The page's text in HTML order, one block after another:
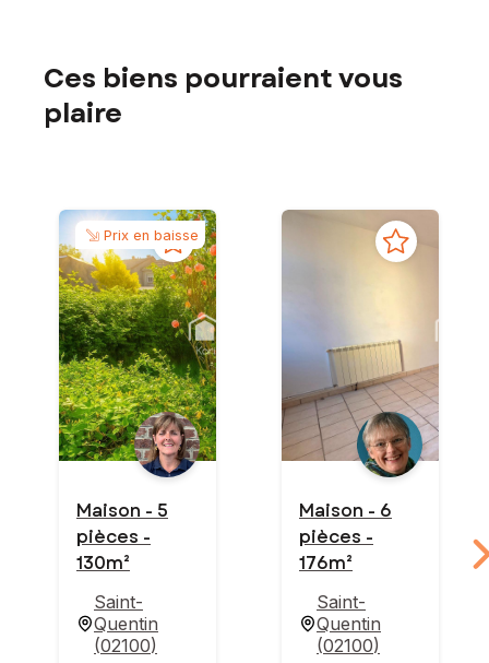
Ces biens pourraient vous
plaire
Prix en baisse
Maison - 5
pièces -
130m²
Saint-
Quentin
(02100)
Maison - 6
pièces -
176m²
Saint-
Quentin
(02100)